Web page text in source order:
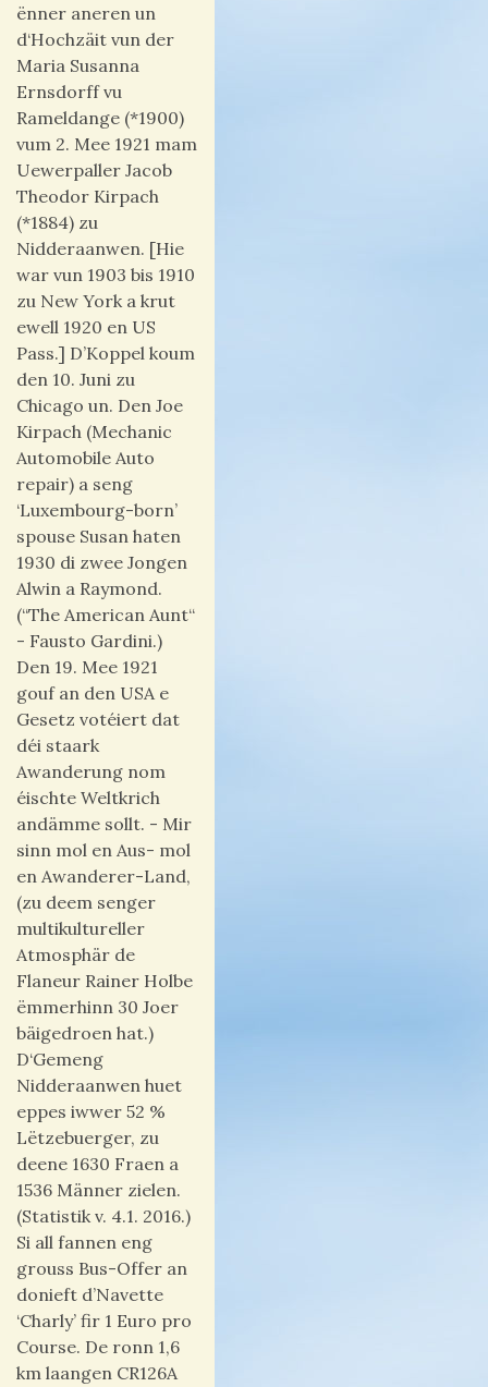
ënner aneren un
d‘Hochzäit vun der
Maria Susanna
Ernsdorff vu
Rameldange (*1900)
vum 2. Mee 1921 mam
Uewerpaller Jacob
Theodor Kirpach
(*1884) zu
Nidderaanwen. [Hie
war vun 1903 bis 1910
zu New York a krut
ewell 1920 en US
Pass.] D’Koppel koum
den 10. Juni zu
Chicago un. Den Joe
Kirpach (Mechanic
Automobile Auto
repair) a seng
‘Luxembourg-born’
spouse Susan haten
1930 di zwee Jongen
Alwin a Raymond.
(“The American Aunt“
- Fausto Gardini.)
Den 19. Mee 1921
gouf an den USA e
Gesetz votéiert dat
déi staark
Awanderung nom
éischte Weltkrich
andämme sollt. - Mir
sinn mol en Aus- mol
en Awanderer-Land,
(zu deem senger
multikultureller
Atmosphär de
Flaneur Rainer Holbe
ëmmerhinn 30 Joer
bäigedroen hat.)
D‘Gemeng
Nidderaanwen huet
eppes iwwer 52 %
Lëtzebuerger, zu
deene 1630 Fraen a
1536 Männer zielen.
(Statistik v. 4.1. 2016.)
Si all fannen eng
grouss Bus-Offer an
donieft d’Navette
‘Charly’ fir 1 Euro pro
Course. De ronn 1,6
km laangen CR126A